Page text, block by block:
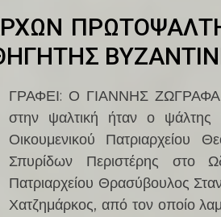
ΓΡΑΦΕΙ: Ο ΓΙΑΝΝΗΣ
στην ψαλτική ήταν ο ψάλτης
Οικουμενικού Πατριαρχείου
Σπυρίδων Περιστέρης στο
Πατριαρχείου Θρασύβουλος
Χατζημάρκος, από τον οποίο